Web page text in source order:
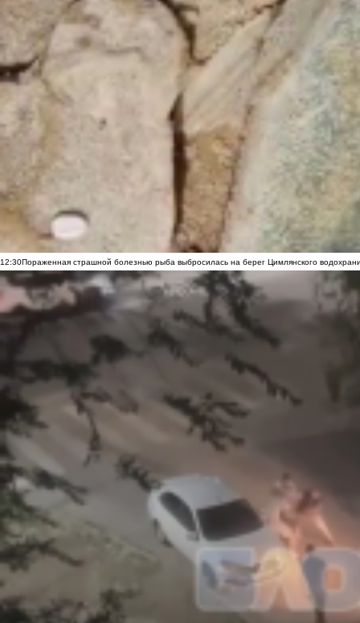
12:30Пораженная страшной болезнью рыба выбросилась на берег Цимлянского